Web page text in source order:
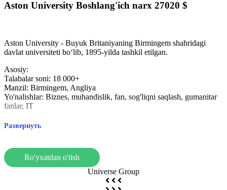
Aston University Boshlang'ich narx 27020 $
Aston University - Buyuk Britaniyaning Birmingem shahridagi
davlat universiteti bo‘lib, 1895-yilda tashkil etilgan.
Asosiy:
Talabalar soni: 18 000+
Manzil: Birmingem, Angliya
Yo'nalishlar: Biznes, muhandislik, fan, sog'liqni saqlash, gumanitar
fanlar, IT
Xususiyatlari:
Karyera yo'nalishi: sanoat bilan stajirovka va amaliy mashg'ulotlar.
markazlari.
Xalqaro hamkorlik: almashinuv va stajirovka imkoniyatlari.
Talabalarni qo'llab-quvvatlash: Akademik, martaba va psixologik
Aston University - amaliy ta’lim va sanoat bilan hamkorlikka e’tibor
Развернуть
Ro'yxatdan o'tish
Universe Group